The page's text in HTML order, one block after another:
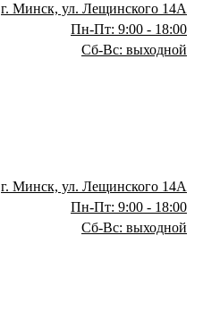
г. Минск, ул. Лещинского 14А
Пн-Пт: 9:00 - 18:00
Сб-Вс: выходной
г. Минск, ул. Лещинского 14А
Пн-Пт: 9:00 - 18:00
Сб-Вс: выходной